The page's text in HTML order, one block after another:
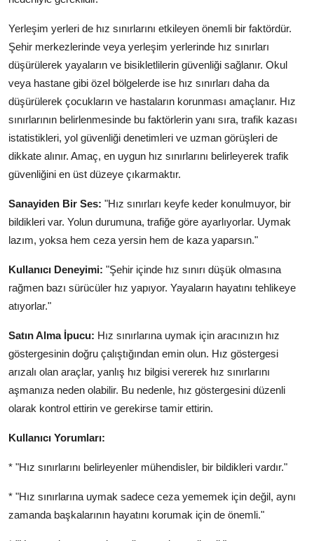
Yerleşim yerleri de hız sınırlarını etkileyen önemli bir faktördür.
Şehir merkezlerinde veya yerleşim yerlerinde hız sınırları
düşürülerek yayaların ve bisikletlilerin güvenliği sağlanır. Okul
veya hastane gibi özel bölgelerde ise hız sınırları daha da
düşürülerek çocukların ve hastaların korunması amaçlanır. Hız
sınırlarının belirlenmesinde bu faktörlerin yanı sıra, trafik kazası
istatistikleri, yol güvenliği denetimleri ve uzman görüşleri de
dikkate alınır. Amaç, en uygun hız sınırlarını belirleyerek trafik
güvenliğini en üst düzeye çıkarmaktır.
Sanayiden Bir Ses: "Hız sınırları keyfe keder konulmuyor, bir
bildikleri var. Yolun durumuna, trafiğe göre ayarlıyorlar. Uymak
lazım, yoksa hem ceza yersin hem de kaza yaparsın."
Kullanıcı Deneyimi: "Şehir içinde hız sınırı düşük olmasına
rağmen bazı sürücüler hız yapıyor. Yayaların hayatını tehlikeye
atıyorlar."
Satın Alma İpucu: Hız sınırlarına uymak için aracınızın hız
göstergesinin doğru çalıştığından emin olun. Hız göstergesi
arızalı olan araçlar, yanlış hız bilgisi vererek hız sınırlarını
aşmanıza neden olabilir. Bu nedenle, hız göstergesini düzenli
olarak kontrol ettirin ve gerekirse tamir ettirin.
Kullanıcı Yorumları:
* "Hız sınırlarını belirleyenler mühendisler, bir bildikleri vardır."
* "Hız sınırlarına uymak sadece ceza yememek için değil, aynı
zamanda başkalarının hayatını korumak için de önemli."